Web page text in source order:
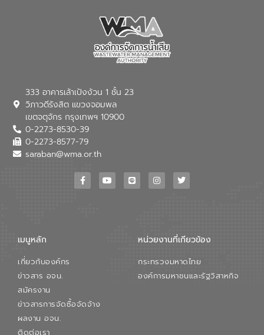
333 อาคารเล้าเป้งง้วน 1 ชั้น 23
วิภาวดีรังสิต แขวงจอมพล
เขตจตุจักร กรุงเทพฯ 10900
0-2273-8530-39
0-2273-8577-79
saraban@wma.or.th
เมนูหลัก
เกี่ยวกับองค์กร
ข่าวสาร อจน.
สมัครงาน
ข่าวสารการจัดซื้อจัดจ้าง
ผลงาน อจน.
ติดต่อเรา
หน่วยงานที่เกียวข้อง
กระทรวงมหาดไทย
องค์การมหาชนและรัฐวิสาหกิจ